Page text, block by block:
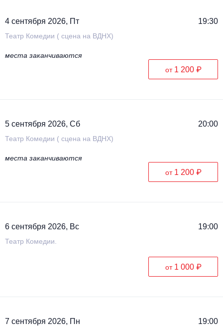
4 сентября 2026, Пт 19:30
Театр Комедии ( сцена на ВДНХ)
места заканчиваются
от 1 200 ₽
5 сентября 2026, Сб 20:00
Театр Комедии ( сцена на ВДНХ)
места заканчиваются
от 1 200 ₽
6 сентября 2026, Вс 19:00
Театр Комедии.
от 1 000 ₽
7 сентября 2026, Пн 19:00